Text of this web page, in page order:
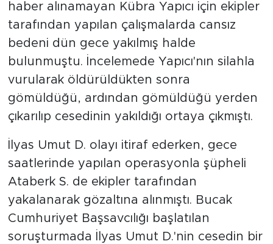
haber alınamayan Kübra Yapıcı için ekipler
tarafından yapılan çalışmalarda cansız
bedeni dün gece yakılmış halde
bulunmuştu. İncelemede Yapıcı'nın silahla
vurularak öldürüldükten sonra
gömüldüğü, ardından gömüldüğü yerden
çıkarılıp cesedinin yakıldığı ortaya çıkmıştı.
İlyas Umut D. olayı itiraf ederken, gece
saatlerinde yapılan operasyonla şüpheli
Ataberk S. de ekipler tarafından
yakalanarak gözaltına alınmıştı. Bucak
Cumhuriyet Başsavcılığı başlatılan
soruşturmada İlyas Umut D.'nin cesedin bir